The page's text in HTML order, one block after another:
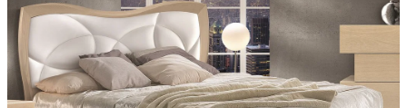
z
5
hvězdiček.